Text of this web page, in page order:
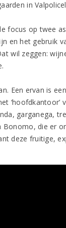
in
focus op twee
en het gebruik
wil zeggen:
Een ervan is
garganega,
Bonomo, die er
deze fruitige,